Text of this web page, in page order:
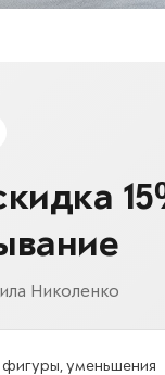
Николенко
уменьшения